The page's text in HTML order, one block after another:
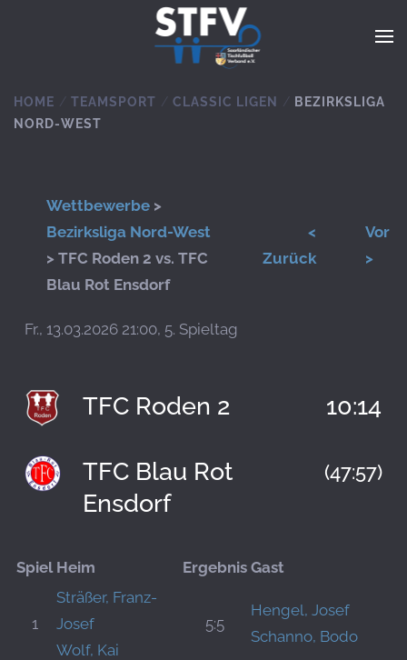
Zum Hauptinhalt springen
HOME TEAMSPORT CLASSIC LIGEN
BEZIRKSLIGA
NORD-WEST
Wettbewerbe >
Bezirksliga Nord-West
> TFC Roden 2 vs. TFC
Blau Rot Ensdorf
<
Zurück
Vor
>
Fr., 13.03.2026 21:00, 5. Spieltag
TFC Roden 2 10:14
(47:57)
TFC Blau Rot
Ensdorf
Spiel Heim Ergebnis Gast
1
Sträßer, Franz-
Josef
Wolf, Kai
5:5
Hengel, Josef
Schanno, Bodo